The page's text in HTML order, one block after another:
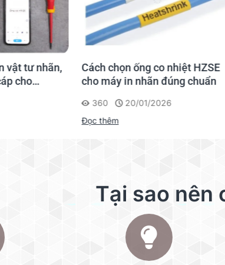
tư nhãn,
cho
Cách chọn ống co nhiệt HZSE
cho máy in nhãn đúng chuẩn
360
20/01/2026
Đọc thêm
Tại sao nên